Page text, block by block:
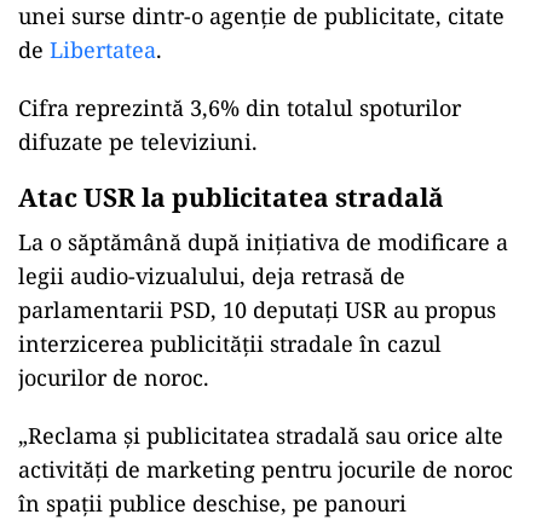
unei surse dintr-o agenție de publicitate, citate
de Libertatea.
Cifra reprezintă 3,6% din totalul spoturilor
difuzate pe televiziuni.
Atac USR la publicitatea stradală
La o săptămână după inițiativa de modificare a
legii audio-vizualului, deja retrasă de
parlamentarii PSD, 10 deputați USR au propus
interzicerea publicității stradale în cazul
jocurilor de noroc.
„Reclama și publicitatea stradală sau orice alte
activități de marketing pentru jocurile de noroc
în spații publice deschise, pe panouri